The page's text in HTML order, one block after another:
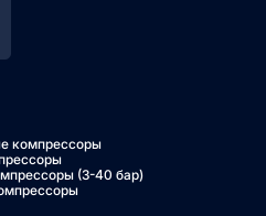
компрессоры
(3-40 бар)